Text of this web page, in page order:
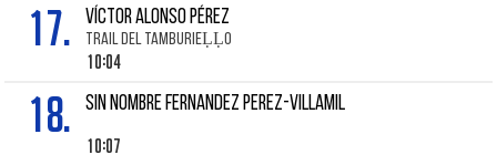
17. VÍCTOR ALONSO PÉREZ
TRAIL DEL TAMBURIEḶḶO
10:04
18. SIN NOMBRE FERNANDEZ PEREZ-VILLAMIL
10:07